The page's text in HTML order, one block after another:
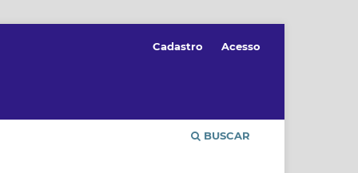
BUSCAR
Cadastro Acesso